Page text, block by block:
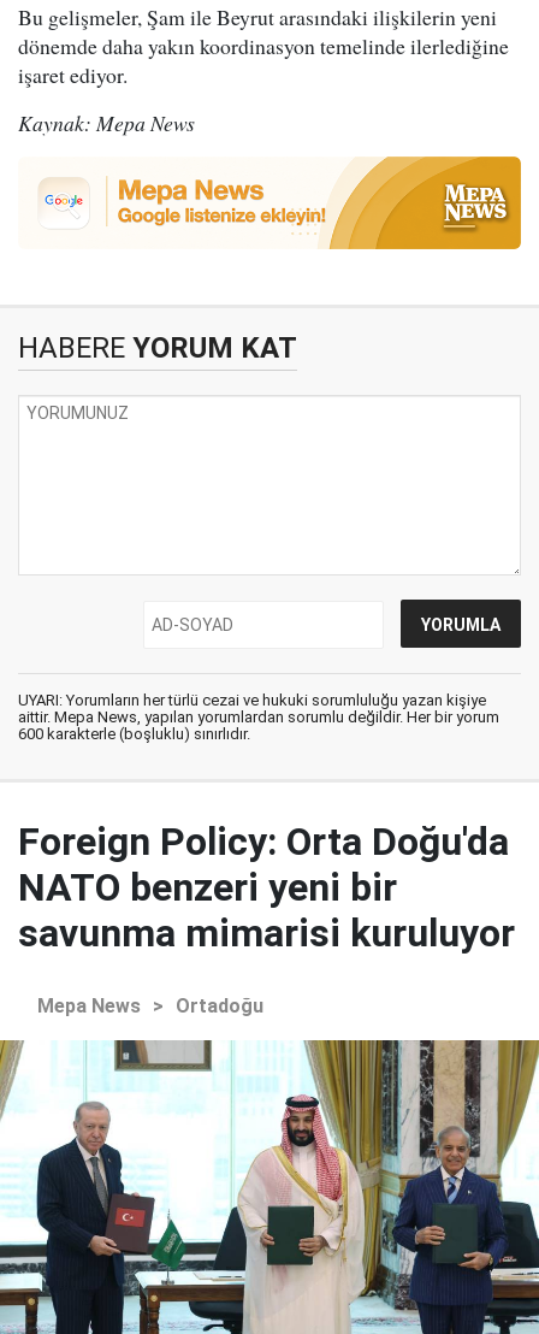
Bu gelişmeler, Şam ile Beyrut arasındaki ilişkilerin yeni
dönemde daha yakın koordinasyon temelinde ilerlediğine
işaret ediyor.
Kaynak: Mepa News
HABERE YORUM KAT
UYARI: Yorumların her türlü cezai ve hukuki sorumluluğu yazan kişiye
aittir. Mepa News, yapılan yorumlardan sorumlu değildir. Her bir yorum
600 karakterle (boşluklu) sınırlıdır.
Foreign Policy: Orta Doğu'da
NATO benzeri yeni bir
savunma mimarisi kuruluyor
Mepa News > Ortadoğu